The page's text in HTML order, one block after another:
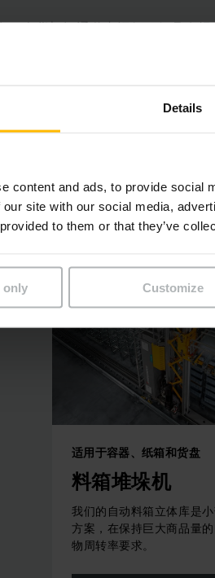
Details
content and ads, to provide social
site with our social media,
to them or that they’ve
only Customize
一个货架间通道内运行，但具有
库，货架系统，各种工位还是输
决方案来优化您的工艺流程，并
适用于容器、纸箱和货盘
料箱堆垛机
我们的自动料箱立体库是
方案，在保持巨大商品量
物周转率要求。